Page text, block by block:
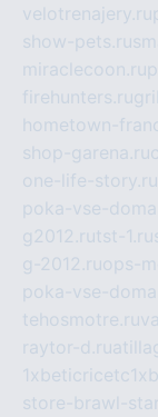
velotrenajery.ru
show-pets.ru
miraclecoon.ru
firehunters.ru
hometown-
shop-garena.ru
one-life-story.ru
poka-vse-
g2012.rutst-1.ru
g-2012.ruops-
poka-vse-
tehosmotre.ru
raytor-d.ru
store-brawl-